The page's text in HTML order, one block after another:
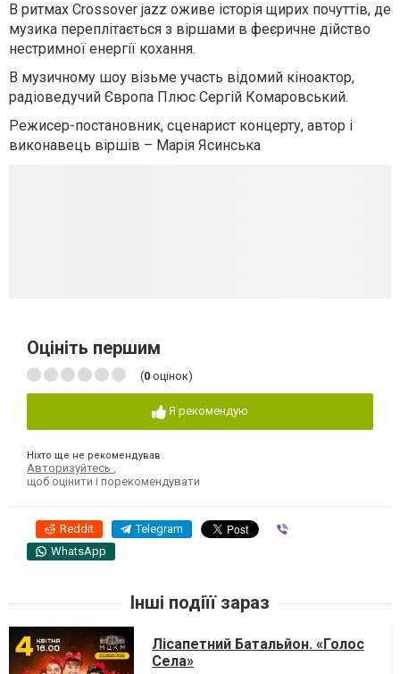
В ритмах Crossover jazz оживе історія щирих почуттів, де
музика переплітається з віршами в феєричне дійство
нестримної енергії кохання.
В музичному шоу візьме участь відомий кіноактор,
радіоведучий Європа Плюс Сергій Комаровський.
Режисер-постановник, сценарист концерту, автор і
виконавець віршів – Марія Ясинська
Оцініть першим
(0 оцінок)
Я рекомендую
Ніхто ще не рекомендував
Авторизуйтесь
щоб оцінити і порекомендувати
Reddit Telegram
WhatsApp
Інші подіїї зараз
Лісапетний Батальйон. «Голос
Села»